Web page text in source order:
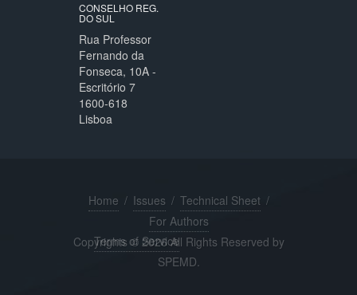
CONSELHO REG.
DO SUL
Rua Professor
Fernando da
Fonseca, 10A -
Escritório 7
1600-618
Lisboa
Home / Issues / Technical Sheet /
For Authors
Copyrights © 2026 All Rights Reserved by
SPEMD.
Terms of Service